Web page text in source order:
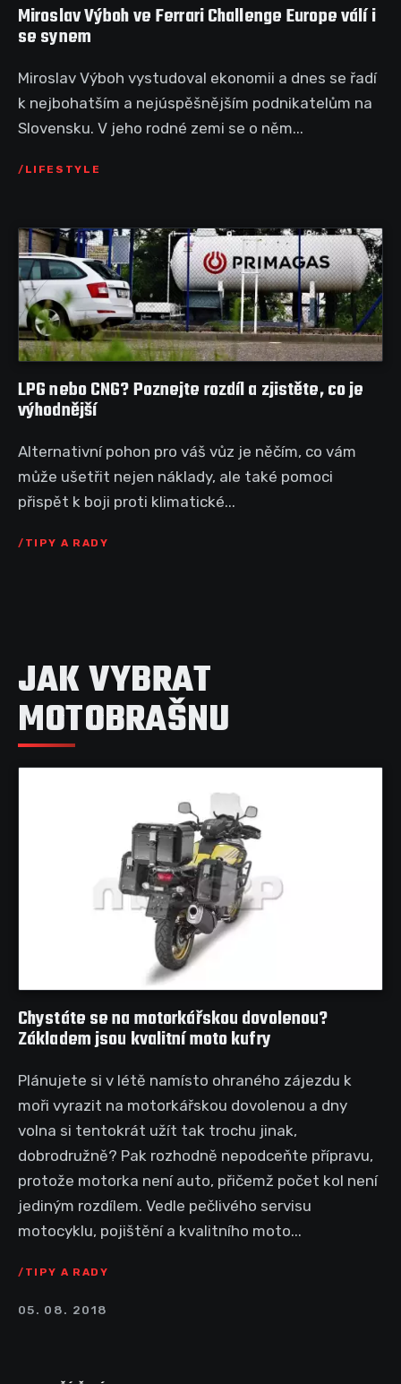
Miroslav Výboh ve Ferrari Challenge Europe válí i
se synem
Miroslav Výboh vystudoval ekonomii a dnes se řadí
k nejbohatším a nejúspěšnějším podnikatelům na
Slovensku. V jeho rodné zemi se o něm...
LIFESTYLE
LPG nebo CNG? Poznejte rozdíl a zjistěte, co je
výhodnější
Alternativní pohon pro váš vůz je něčím, co vám
může ušetřit nejen náklady, ale také pomoci
přispět k boji proti klimatické...
TIPY A RADY
JAK VYBRAT
MOTOBRAŠNU
Chystáte se na motorkářskou dovolenou?
Základem jsou kvalitní moto kufry
Plánujete si v létě namísto ohraného zájezdu k
moři vyrazit na motorkářskou dovolenou a dny
volna si tentokrát užít tak trochu jinak,
dobrodružně? Pak rozhodně nepodceňte přípravu,
protože motorka není auto, přičemž počet kol není
jediným rozdílem. Vedle pečlivého servisu
motocyklu, pojištění a kvalitního moto...
TIPY A RADY
05. 08. 2018